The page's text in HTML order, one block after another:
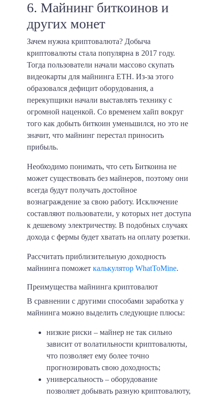
6. Майнинг биткоинов и
других монет
Зачем нужна криптовалюта? Добыча
криптовалюты стала популярна в 2017 году.
Тогда пользователи начали массово скупать
видеокарты для майнинга ETH. Из-за этого
образовался дефицит оборудования, а
перекупщики начали выставлять технику с
огромной наценкой. Со временем хайп вокруг
того как добыть биткоин уменьшился, но это не
значит, что майнинг перестал приносить
прибыль.
Необходимо понимать, что сеть Биткоина не
может существовать без майнеров, поэтому они
всегда будут получать достойное
вознаграждение за свою работу. Исключение
составляют пользователи, у которых нет доступа
к дешевому электричеству. В подобных случаях
дохода с фермы будет хватать на оплату розетки.
Рассчитать приблизительную доходность
майнинга поможет калькулятор WhatToMine.
Преимущества майнинга криптовалют
В сравнении с другими способами заработка у
майнинга можно выделить следующие плюсы:
низкие риски – майнер не так сильно
зависит от волатильности криптовалюты,
что позволяет ему более точно
прогнозировать свою доходность;
универсальность – оборудование
позволяет добывать разную криптовалюту,